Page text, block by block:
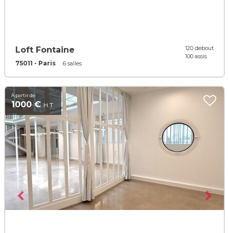
Loft Fontaine
75011 - Paris 6 salles
120 debout
100 assis
À partir de
1000 €H.T